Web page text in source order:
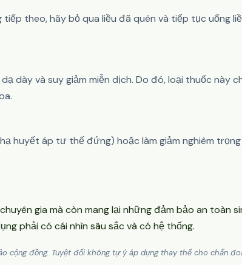
theo, hãy bỏ qua liều đã quên và tiếp tục uống
dày và suy giảm miễn dịch. Do đó, loại thuốc này
huyết áp tư thế đứng) hoặc làm giảm nghiêm trọng
gia mà còn mang lại những đảm bảo an toàn
phải có cái nhìn sâu sắc và có hệ thống.
cộng đồng. Tuyệt đối không tự ý áp dụng thay thế cho chẩn